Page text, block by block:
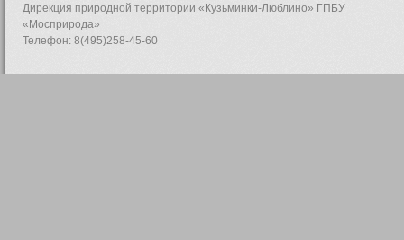
Дирекция природной территории «Кузьминки-Люблино» ГПБУ
«Мосприрода»
Телефон: 8(495)258-45-60